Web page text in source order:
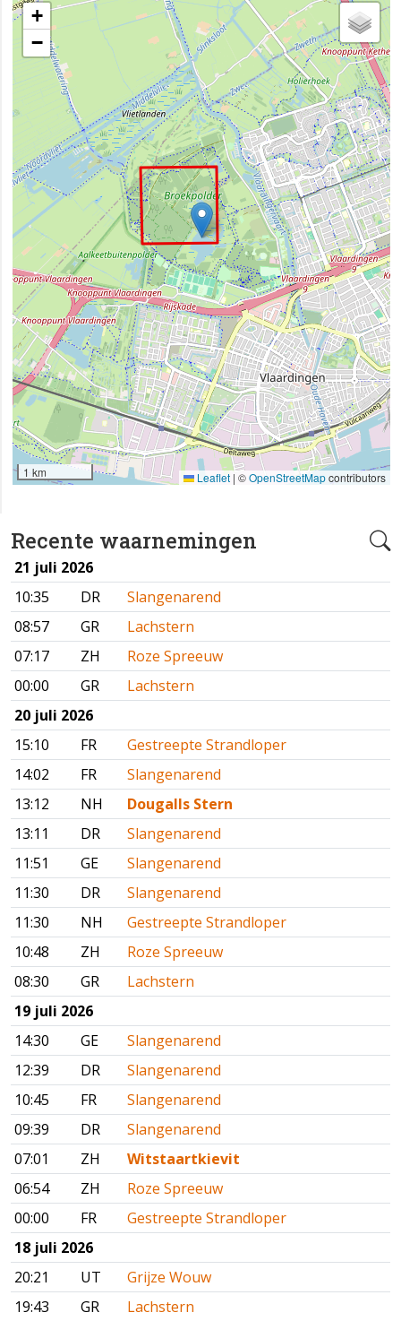
Recente waarnemingen
21 juli 2026
10:35
DR
Slangenarend
08:57
GR
Lachstern
07:17
ZH
Roze Spreeuw
00:00
GR
Lachstern
20 juli 2026
15:10
FR
Gestreepte Strandloper
14:02
FR
Slangenarend
13:12
NH
Dougalls Stern
13:11
DR
Slangenarend
11:51
GE
Slangenarend
11:30
DR
Slangenarend
11:30
NH
Gestreepte Strandloper
10:48
ZH
Roze Spreeuw
08:30
GR
Lachstern
19 juli 2026
14:30
GE
Slangenarend
12:39
DR
Slangenarend
10:45
FR
Slangenarend
09:39
DR
Slangenarend
07:01
ZH
Witstaartkievit
06:54
ZH
Roze Spreeuw
00:00
FR
Gestreepte Strandloper
18 juli 2026
20:21
UT
Grijze Wouw
19:43
GR
Lachstern
+
−
1 km Leaflet | ©OpenStreetMapcontributors